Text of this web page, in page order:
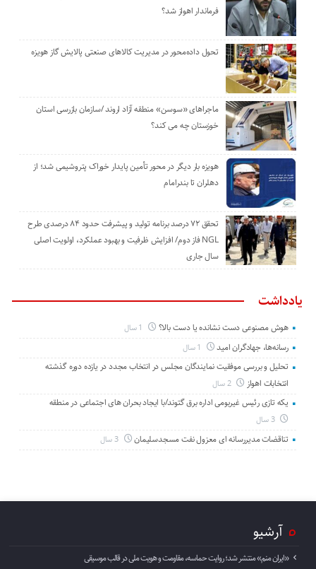
فرماندار اهواز شد؟
تحول داده‌محور در مدیریت کالاهای صنعتی پالایش گاز هویزه
ماجراهای «سوسن» منطقه آزاد اروند /سازمان بازرسی استان
خوزستان چه می کند؟
هویزه بار دیگر در محور تأمین پایدار خوراک پتروشیمی شد؛ از
دهلران تا بندرامام
تحقق ۷۲ درصد برنامه تولید و پیشرفت حدود ۸۴ درصدی طرح
NGL فاز دوم/ افزایش ظرفیت و بهبود عملکرد، اولویت اصلی
سال جاری
یادداشت
هوش مصنوعی دست نشانده یا دست بالا؟
رسانه‌ها، جهادگران امید
تحلیل و بررسی موفقیت نمایندگان مجلس در انتخاب مجدد در یازده دوره گذشته
انتخابات اهواز
2 سال
یکه تازی رئیس غیربومی اداره برق گتوند/با ایجاد بحران های اجتماعی در منطقه
3 سال
تناقضات مدیررسانه ای معزول نفت مسجدسلیمان 3 سال
آرشیو
«ایران منم» منتشر شد؛ روایت حماسه، مقاومت و هویت ملی در قالب موسیقی